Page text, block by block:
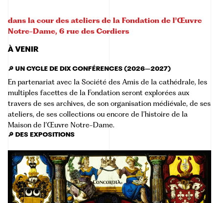
dans la cour des ateliers de la Fondation de l’Œuvre
Notre-Dame, 6 rue des Cordiers
À VENIR
🔎 UN CYCLE DE DIX CONFÉRENCES (2026–2027)
En partenariat avec la Société des Amis de la cathédrale, les
multiples facettes de la Fondation seront explorées aux
travers de ses archives, de son organisation médiévale, de ses
ateliers, de ses collections ou encore de l’histoire de la
Maison de l’Œuvre Notre-Dame.
🔎 DES EXPOSITIONS